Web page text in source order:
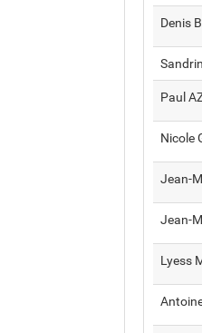
Denis
Paul
Nicole
Jean-
Jean-
Lyess